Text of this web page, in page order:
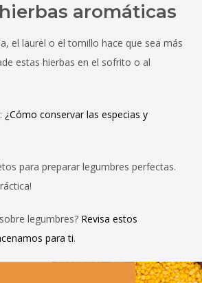
aromáticas
el laurel o el tomillo hace que sea más
estas hierbas en el sofrito o al
: ¿Cómo conservar las especias y
para preparar legumbres perfectas.
legumbres? Revisa estos
para ti.